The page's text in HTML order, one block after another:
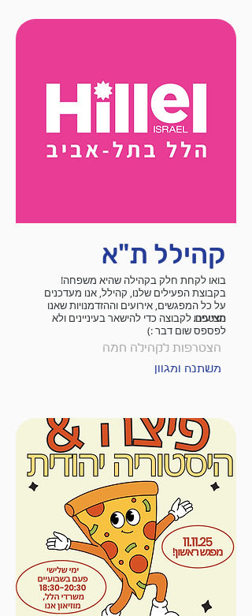
בואו לקחת חלק בקהילה שהיא משפחה!
בקבוצת הפעילים שלנו, קהילל, אנו מעדכנים
על כל המפגשים, אירועים וההזדמנויות שאנו
מציעים.
הצטפרו לקבוצה כדי להישאר בעיניינים ולא
לפספס שום דבר :)
קהילל ת"א
הצטרפות לקהילה חמה
משתנה ומגוון